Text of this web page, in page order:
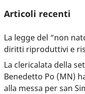
Articoli recenti
La legge del “non
diritti riproduttivi e
La clericalata della
Benedetto Po (MN)
alla messa per san